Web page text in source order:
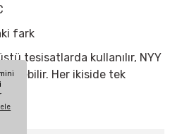
fark
tesisatlarda kullanılır, NYY
Her ikiside tek